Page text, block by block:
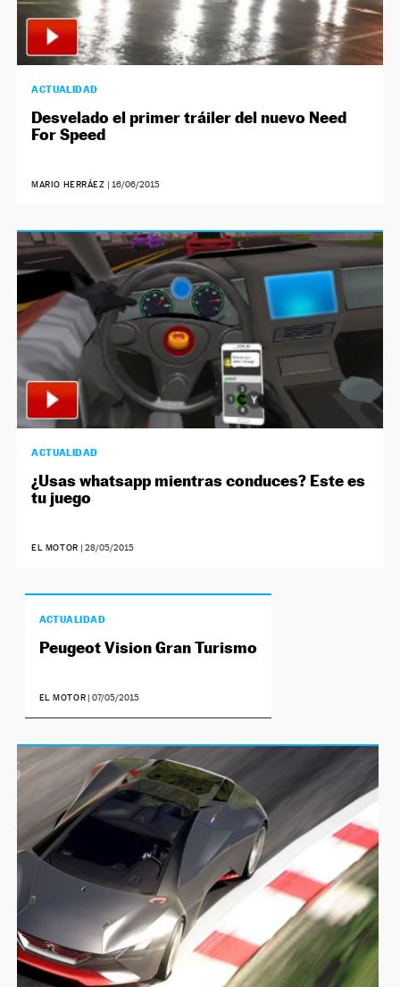
ACTUALIDAD
Desvelado el primer tráiler del nuevo Need
For Speed
MARIO HERRÁEZ | 16/06/2015
ACTUALIDAD
¿Usas whatsapp mientras conduces? Este es
tu juego
EL MOTOR | 28/05/2015
ACTUALIDAD
Peugeot Vision Gran Turismo
EL MOTOR |07/05/2015